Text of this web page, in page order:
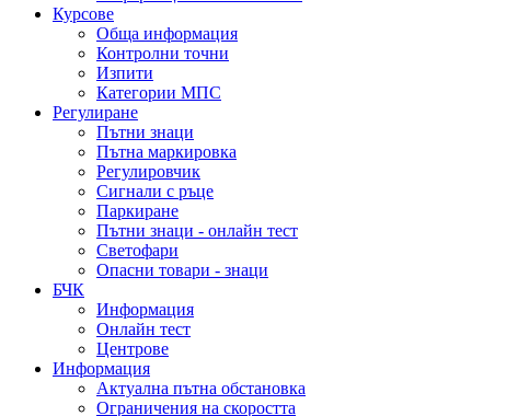
Курсове
Обща информация
Контролни точни
Изпити
Категории МПС
Регулиране
Пътни знаци
Пътна маркировка
Регулировчик
Сигнали с ръце
Паркиране
Пътни знаци - онлайн тест
Светофари
Опасни товари - знаци
БЧК
Информация
Онлайн тест
Центрове
Информация
Актуална пътна обстановка
Ограничения на скоростта